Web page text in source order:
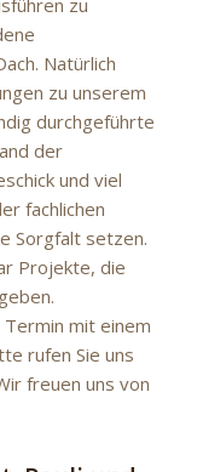
Natürlich
zu unserem
durchgeführte
der
und viel
fachlichen
Sorgfalt setzen.
Projekte, die
Termin mit einem
rufen Sie uns
freuen uns von